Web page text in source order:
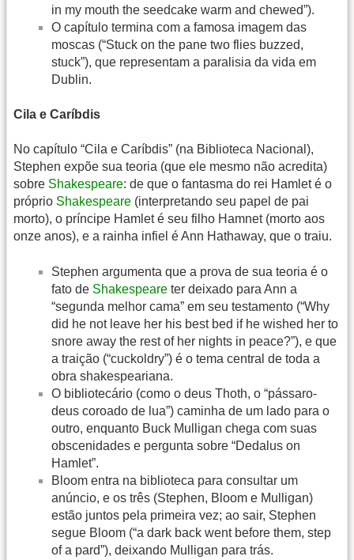
in my mouth the seedcake warm and chewed”).
O capítulo termina com a famosa imagem das
moscas (“Stuck on the pane two flies buzzed,
stuck”), que representam a paralisia da vida em
Dublin.
Cila e Caríbdis
No capítulo “Cila e Caríbdis” (na Biblioteca Nacional),
Stephen expõe sua teoria (que ele mesmo não acredita)
sobre Shakespeare: de que o fantasma do rei Hamlet é o
próprio Shakespeare (interpretando seu papel de pai
morto), o príncipe Hamlet é seu filho Hamnet (morto aos
onze anos), e a rainha infiel é Ann Hathaway, que o traiu.
Stephen argumenta que a prova de sua teoria é o
fato de Shakespeare ter deixado para Ann a
“segunda melhor cama” em seu testamento (“Why
did he not leave her his best bed if he wished her to
snore away the rest of her nights in peace?”), e que
a traição (“cuckoldry”) é o tema central de toda a
obra shakespeariana.
O bibliotecário (como o deus Thoth, o “pássaro-
deus coroado de lua”) caminha de um lado para o
outro, enquanto Buck Mulligan chega com suas
obscenidades e pergunta sobre “Dedalus on
Hamlet”.
Bloom entra na biblioteca para consultar um
anúncio, e os três (Stephen, Bloom e Mulligan)
estão juntos pela primeira vez; ao sair, Stephen
segue Bloom (“a dark back went before them, step
of a pard”), deixando Mulligan para trás.